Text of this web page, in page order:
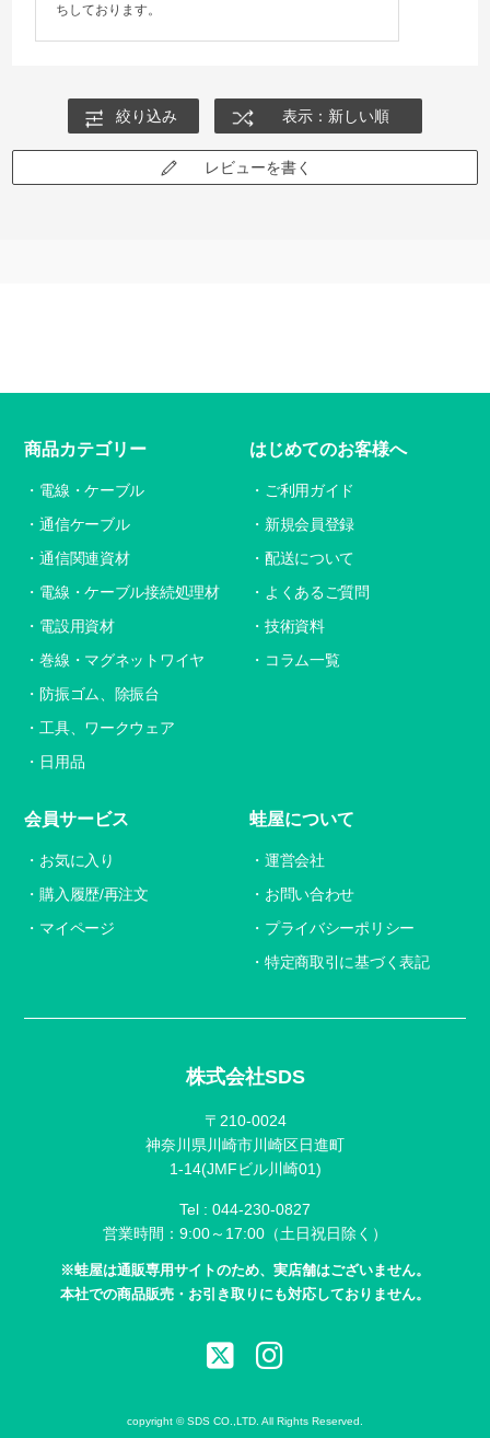
ちしております。
絞り込み 表示：新しい順
レビューを書く
株式会社SDS
〒210-0024
神奈川県川崎市川崎区日進町
1-14(JMFビル川崎01)
Tel : 044-230-0827
営業時間：9:00～17:00（土日祝日除く）
※蛙屋は通販専用サイトのため、実店舗はございません。
本社での商品販売・お引き取りにも対応しておりません。
商品カテゴリー
電線・ケーブル
通信ケーブル
通信関連資材
電線・ケーブル接続処理材
電設用資材
巻線・マグネットワイヤ
防振ゴム、除振台
工具、ワークウェア
日用品
はじめてのお客様へ
ご利用ガイド
新規会員登録
配送について
よくあるご質問
技術資料
コラム一覧
会員サービス
お気に入り
購入履歴/再注文
マイページ
蛙屋について
運営会社
お問い合わせ
プライバシーポリシー
特定商取引に基づく表記
copyright © SDS CO.,LTD. All Rights Reserved.